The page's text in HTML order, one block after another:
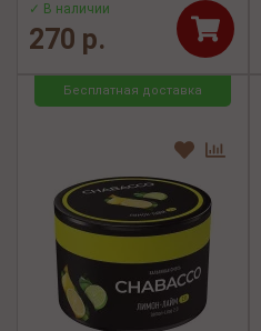
✓ В наличии
270 р.
Бесплатная доставка